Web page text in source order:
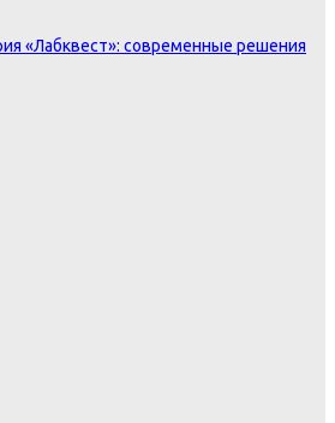
«Лабквест»: современные решения